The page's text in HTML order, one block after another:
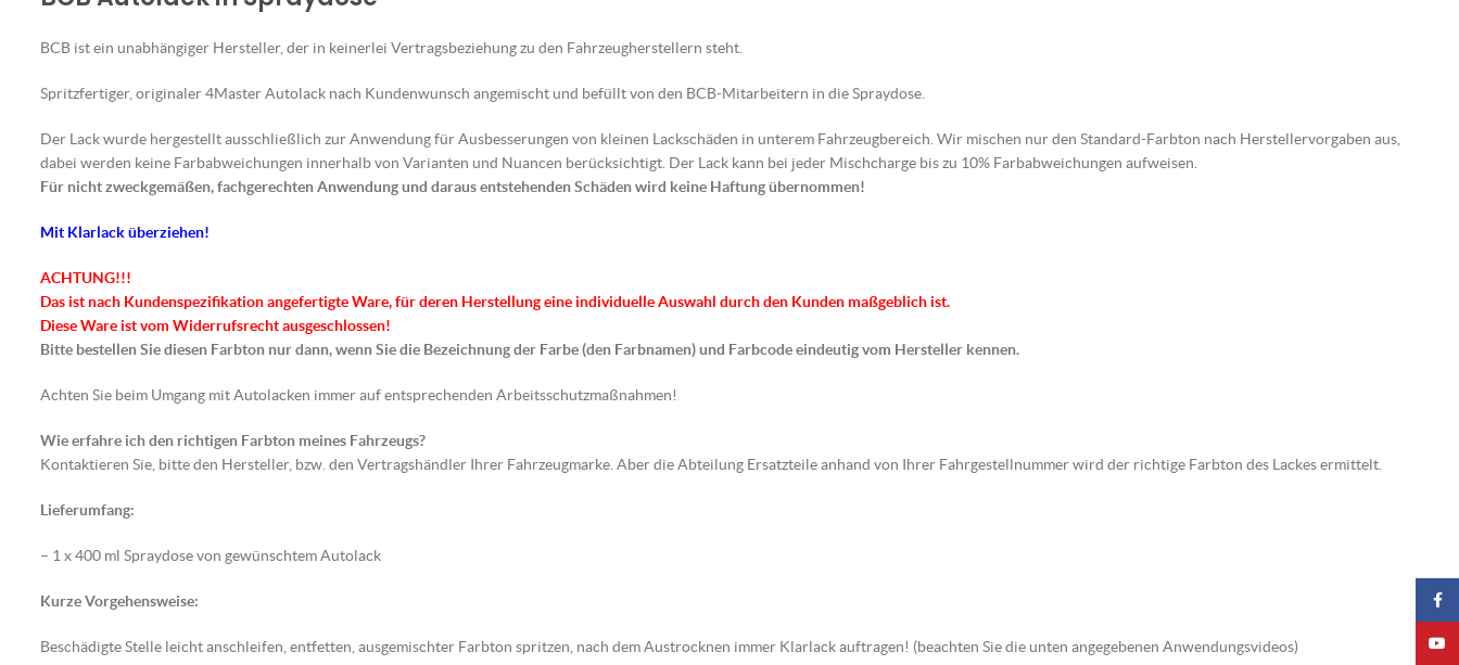
BCB ist ein unabhängiger Hersteller, der in keinerlei Vertragsbeziehung zu den Fahrzeugherstellern steht.
Spritzfertiger, originaler 4Master Autolack nach Kundenwunsch angemischt und befüllt von den BCB-Mitarbeitern in die Spraydose.
Der Lack wurde hergestellt ausschließlich zur Anwendung für Ausbesserungen von kleinen Lackschäden in unterem Fahrzeugbereich. Wir mischen nur den Standard-Farbton nach Herstellervorgaben aus,
dabei werden keine Farbabweichungen innerhalb von Varianten und Nuancen berücksichtigt. Der Lack kann bei jeder Mischcharge bis zu 10% Farbabweichungen aufweisen.
Für nicht zweckgemäßen, fachgerechten Anwendung und daraus entstehenden Schäden wird keine Haftung übernommen!
Mit Klarlack überziehen!
ACHTUNG!!!
Das ist nach Kundenspezifikation angefertigte Ware, für deren Herstellung eine individuelle Auswahl durch den Kunden maßgeblich ist.
Diese Ware ist vom Widerrufsrecht ausgeschlossen!
Bitte bestellen Sie diesen Farbton nur dann, wenn Sie die Bezeichnung der Farbe (den Farbnamen) und Farbcode eindeutig vom Hersteller kennen.
Achten Sie beim Umgang mit Autolacken immer auf entsprechenden Arbeitsschutzmaßnahmen!
Wie erfahre ich den richtigen Farbton meines Fahrzeugs?
Kontaktieren Sie, bitte den Hersteller, bzw. den Vertragshändler Ihrer Fahrzeugmarke. Aber die Abteilung Ersatzteile anhand von Ihrer Fahrgestellnummer wird der richtige Farbton des Lackes ermittelt.
Lieferumfang:
– 1 x 400 ml Spraydose von gewünschtem Autolack
Kurze Vorgehensweise:
Beschädigte Stelle leicht anschleifen, entfetten, ausgemischter Farbton spritzen, nach dem Austrocknen immer Klarlack auftragen! (beachten Sie die unten angegebenen Anwendungsvideos)